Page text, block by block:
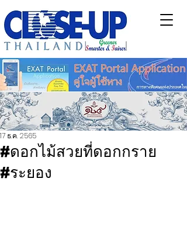
#ดอกไม้สวยที่ดอกกราย
#ระยอง
17 ธ.ค. 2565